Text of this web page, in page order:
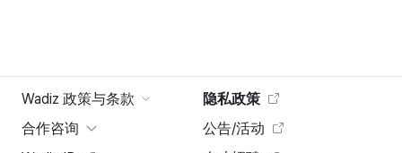
Wadiz 政策与条款
隐私政策
合作咨询
公告/活动